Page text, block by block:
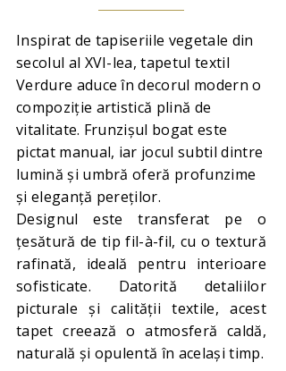
Inspirat de tapiseriile vegetale din
secolul al XVI-lea, tapetul textil
Verdure aduce în decorul modern o
compoziție artistică plină de
vitalitate. Frunzișul bogat este
pictat manual, iar jocul subtil dintre
lumină și umbră oferă profunzime
și eleganță pereților.
Designul este transferat pe o
țesătură de tip fil-à-fil, cu o textură
rafinată, ideală pentru interioare
sofisticate. Datorită detaliilor
picturale și calității textile, acest
tapet creează o atmosferă caldă,
naturală și opulentă în același timp.